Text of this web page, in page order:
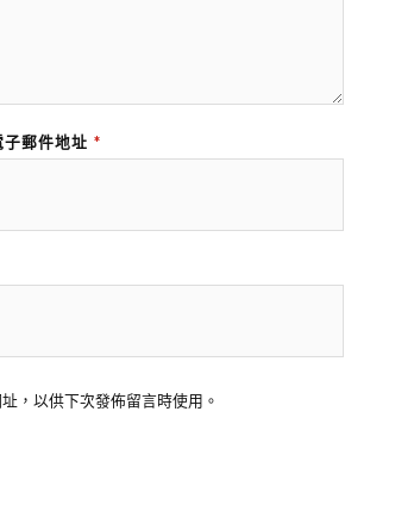
子郵件地址 *
，以供下次發佈留言時使用。